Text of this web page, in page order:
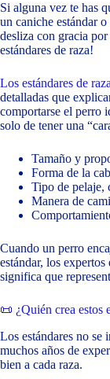
Si alguna vez te has
un caniche estándar
desliza con gracia
estándares de raza!
Los estándares de raza
detalladas que
comportarse el perro
solo de tener una
Tamaño y
Forma de la
Tipo de pelaje,
Manera de
Cuando un perro
estándar, los
significa que
📜 ¿Quién crea estos
Los estándares no se
muchos años de
bien a cada raza.